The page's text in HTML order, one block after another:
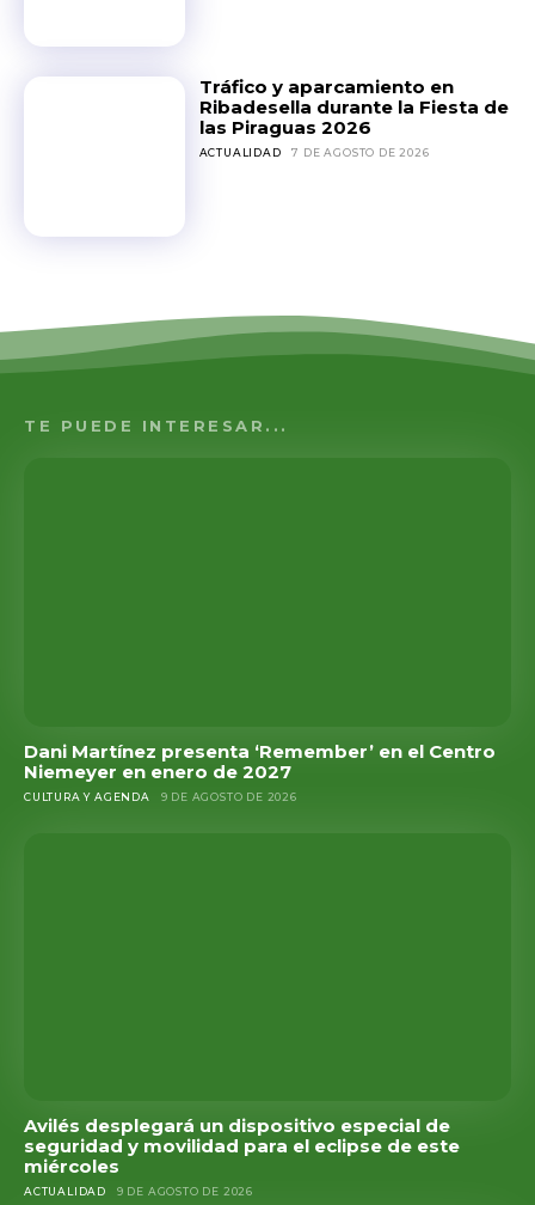
Tráfico y aparcamiento en
Ribadesella durante la Fiesta de
las Piraguas 2026
ACTUALIDAD 7 DE AGOSTO DE 2026
TE PUEDE INTERESAR...
Dani Martínez presenta ‘Remember’ en el Centro
Niemeyer en enero de 2027
CULTURA Y AGENDA 9 DE AGOSTO DE 2026
Avilés desplegará un dispositivo especial de
seguridad y movilidad para el eclipse de este
miércoles
ACTUALIDAD 9 DE AGOSTO DE 2026